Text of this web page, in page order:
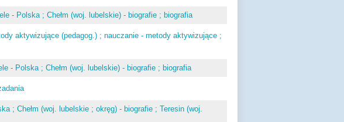
- Polska ; Chełm (woj. lubelskie) - biografie ; biografia
aktywizujące (pedagog.) ; nauczanie - metody aktywizujące ;
- Polska ; Chełm (woj. lubelskie) - biografie ; biografia
; Chełm (woj. lubelskie ; okręg) - biografie ; Teresin (woj.